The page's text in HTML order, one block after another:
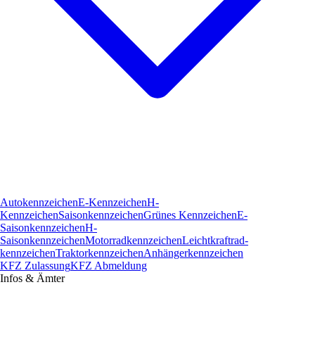
AutokennzeichenE-KennzeichenH-
KennzeichenSaisonkennzeichenGrünes KennzeichenE-
SaisonkennzeichenH-
SaisonkennzeichenMotorradkennzeichenLeichtkraftrad­
kennzeichenTraktorkennzeichenAnhängerkennzeichen
KFZ ZulassungKFZ Abmeldung
Infos & Ämter